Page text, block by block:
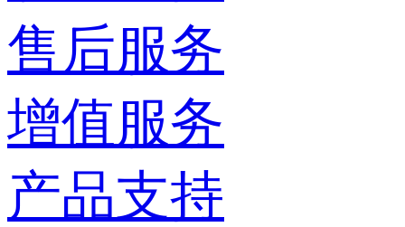
售后服务
增值服务
产品支持